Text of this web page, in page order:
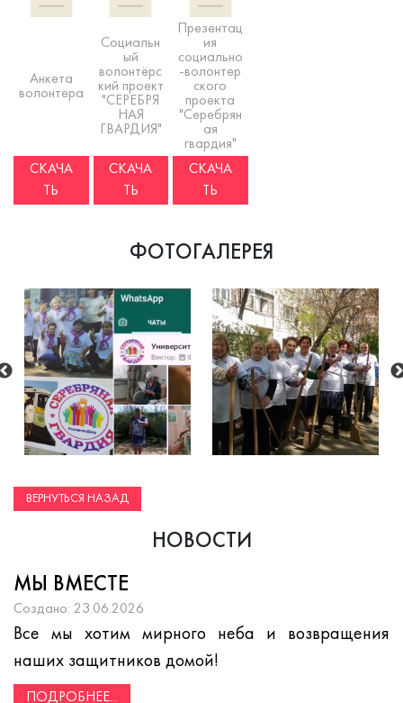
Анкета
волонтера
СКАЧА
ТЬ
Социальн
ый
волонтёрс
кий проект
"СЕРЕБРЯ
НАЯ
ГВАРДИЯ"
СКАЧА
ТЬ
Презентац
ия
социально
-волонтер
ского
проекта
"Серебрян
ая
гвардия"
СКАЧА
ТЬ
ФОТОГАЛЕРЕЯ
ВЕРНУТЬСЯ НАЗАД
НОВОСТИ
МЫ ВМЕСТЕ
Создано: 23.06.2026
Все мы хотим мирного неба и возвращения
наших защитников домой!
ПОДРОБНЕЕ...